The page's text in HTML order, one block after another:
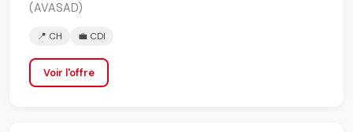
(AVASAD)
📍 CH 💼 CDI
Voir l'offre